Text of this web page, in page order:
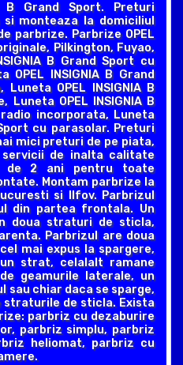
B Grand Sport. Preturi
monteaza la domiciliul
parbrize. Parbrize OPEL
Pilkington, Fuyao,
B Grand Sport cu
OPEL INSIGNIA B Grand
OPEL INSIGNIA B
OPEL INSIGNIA B
incorporata, Luneta
Sport cu parasolar. Preturi
mici preturi de pe piata,
de inalta calitate
de 2 ani pentru toate
Montam parbrize la
si Ilfov. Parbrizul
din partea frontala. Un
doua straturi de sticla,
Parbrizul are doua
mai expus la spargere,
strat, celalalt ramane
geamurile laterale, un
sau chiar daca se sparge,
de sticla. Exista
parbriz cu dezaburire
parbriz simplu, parbriz
heliomat, parbriz cu